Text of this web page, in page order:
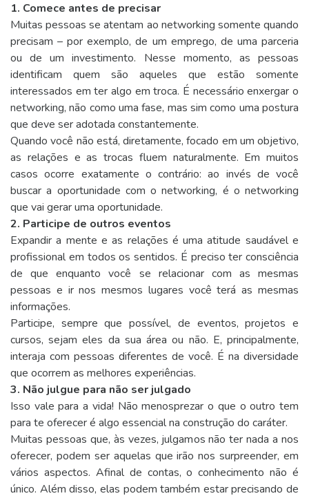
1. Comece antes de precisar
Muitas pessoas se atentam ao networking somente quando
precisam – por exemplo, de um emprego, de uma parceria
ou de um investimento. Nesse momento, as pessoas
identificam quem são aqueles que estão somente
interessados em ter algo em troca. É necessário enxergar o
networking, não como uma fase, mas sim como uma postura
que deve ser adotada constantemente.
Quando você não está, diretamente, focado em um objetivo,
as relações e as trocas fluem naturalmente. Em muitos
casos ocorre exatamente o contrário: ao invés de você
buscar a oportunidade com o networking, é o networking
que vai gerar uma oportunidade.
2. Participe de outros eventos
Expandir a mente e as relações é uma atitude saudável e
profissional em todos os sentidos. É preciso ter consciência
de que enquanto você se relacionar com as mesmas
pessoas e ir nos mesmos lugares você terá as mesmas
informações.
Participe, sempre que possível, de eventos, projetos e
cursos, sejam eles da sua área ou não. E, principalmente,
interaja com pessoas diferentes de você. É na diversidade
que ocorrem as melhores experiências.
3. Não julgue para não ser julgado
Isso vale para a vida! Não menosprezar o que o outro tem
para te oferecer é algo essencial na construção do caráter.
Muitas pessoas que, às vezes, julgamos não ter nada a nos
oferecer, podem ser aquelas que irão nos surpreender, em
vários aspectos. Afinal de contas, o conhecimento não é
único. Além disso, elas podem também estar precisando de